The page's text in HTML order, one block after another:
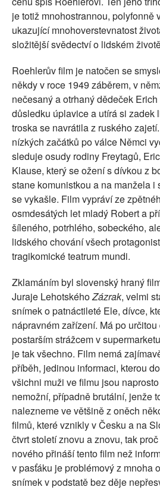
je totiž mnohostrannou, polyfonně
ukazující mnohoverstevnatost
složitější svědectví o lidském
Roehlerův film je natočen se
někdy v roce 1949 záběrem, v
nečesaný a otrhaný dědeček
důsledku úplavice a utírá si zadek
troska se navrátila z ruského
nízkých začátků po válce Němci
sleduje osudy rodiny Freytagů,
Klause, který se ožení s dívkou z
stane komunistkou a na manžela i
se vykašle. Film vypráví ze
osmdesátých let mladý Robert a
šíleného, potrhlého, sobeckého,
lidského chování všech
tragikomické teatrum mundi.
Zklamáním byl slovenský hraný
Juraje LehotskéhoZázrak, velmi
snímek o patnáctileté Ele, dívce,
nápravném zařízení. Má po
postarším strážcem v
je tak všechno. Film nemá
příběh, jedinou informaci, kterou
všichni muži ve filmu jsou
nemožní, případně brutální, jenže
nalezneme ve většině z oněch
filmů, které vznikly v Česku a na
čtvrt století znovu a znovu, tak
nového přináší tento film než
v pasťáku je problémový z mnoha
snímek v podstatě bez děje